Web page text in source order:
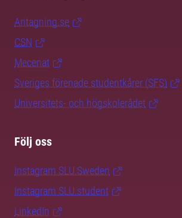
Antagning.se
CSN
Mecenat
Sveriges förenade studentkårer (SFS)
Universitets- och högskolerådet
Följ oss
Instagram SLU.Sweden
Instagram SLU.student
LinkedIn